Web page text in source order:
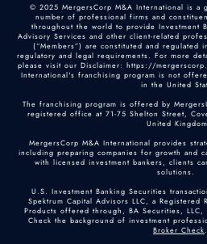
© 2025 MergersCorp M&A International is a
number of professional firms and
throughout the world to provide Investment
Advisory Services and other client-related
(“Members”) are constituted and regulated
regulatory and legal requirements. For more
please visit our Disclaimer: https://
International's franchising program is not
in the United
The franchising program is offered by
registered office at 71-75 Shelton Street,
United
MergersCorp M&A International provides
including preparing companies for growth and
with licensed investment bankers, clients
solutions.
U.S. Investment Banking Securities
Spektrum Capital Advisors LLC, a Registered
Products offered through, BA Securities, LLC,
Check the background of investment
Broker Check.